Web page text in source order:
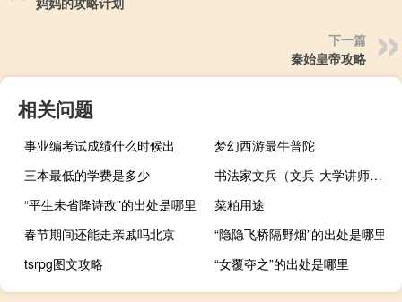
下一篇
秦始皇帝攻略
相关问题
事业编考试成绩什么时候出
梦幻西游最牛普陀
三本最低的学费是多少
书法家文兵（文兵-大学讲师简介）
“平生未省降诗敌”的出处是哪里
菜粕用途
春节期间还能走亲戚吗北京
“隐隐飞桥隔野烟”的出处是哪里
tsrpg图文攻略
“女覆夺之”的出处是哪里